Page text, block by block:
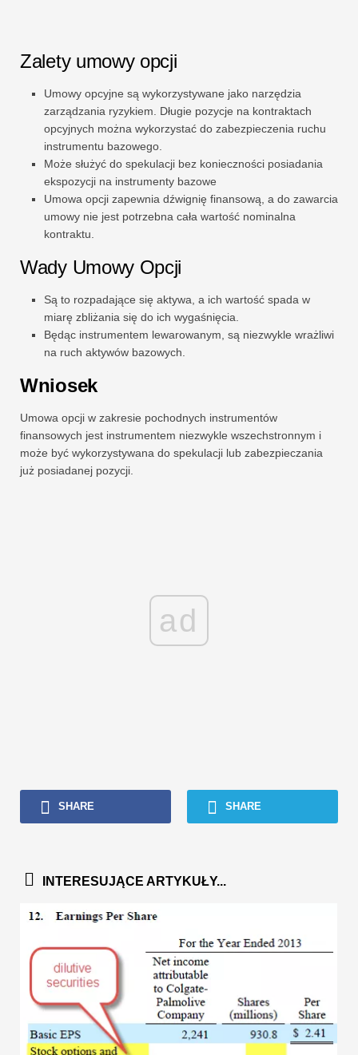
Zalety umowy opcji
Umowy opcyjne są wykorzystywane jako narzędzia
zarządzania ryzykiem. Długie pozycje na kontraktach
opcyjnych można wykorzystać do zabezpieczenia ruchu
instrumentu bazowego.
Może służyć do spekulacji bez konieczności posiadania
ekspozycji na instrumenty bazowe
Umowa opcji zapewnia dźwignię finansową, a do zawarcia
umowy nie jest potrzebna cała wartość nominalna
kontraktu.
Wady Umowy Opcji
Są to rozpadające się aktywa, a ich wartość spada w
miarę zbliżania się do ich wygaśnięcia.
Będąc instrumentem lewarowanym, są niezwykle wrażliwi
na ruch aktywów bazowych.
Wniosek
Umowa opcji w zakresie pochodnych instrumentów
finansowych jest instrumentem niezwykle wszechstronnym i
może być wykorzystywana do spekulacji lub zabezpieczania
już posiadanej pozycji.
ad
SHARE SHARE
INTERESUJĄCE ARTYKUŁY...